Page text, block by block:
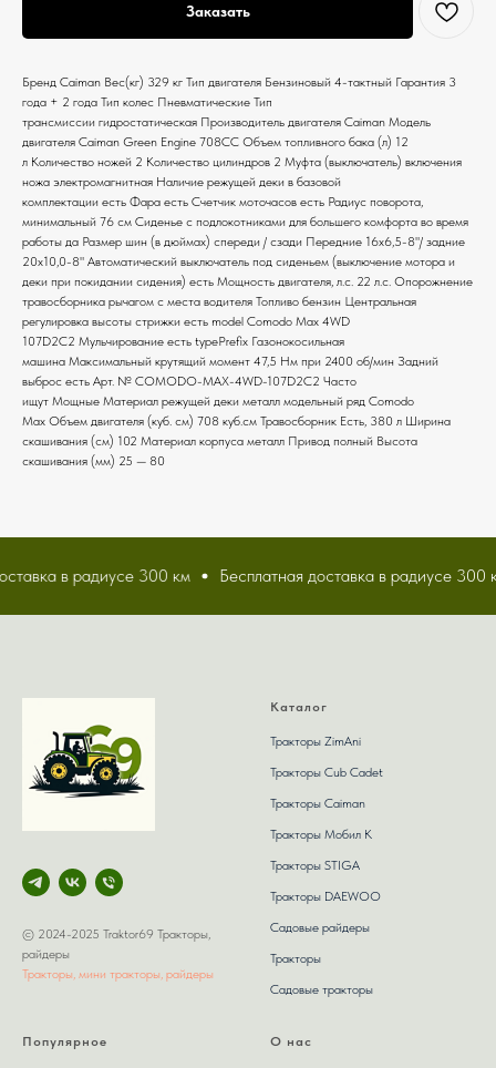
Заказать
Бренд Caiman Вес(кг) 329 кг Тип двигателя Бензиновый 4-тактный Гарантия 3
года + 2 года Тип колес Пневматические Тип
трансмиссии гидростатическая Производитель двигателя Caiman Модель
двигателя Caiman Green Engine 708CC Объем топливного бака (л) 12
л Количество ножей 2 Количество цилиндров 2 Муфта (выключатель) включения
ножа электромагнитная Наличие режущей деки в базовой
комплектации есть Фара есть Счетчик моточасов есть Радиус поворота,
минимальный 76 см Сиденье с подлокотниками для большего комфорта во время
работы да Размер шин (в дюймах) спереди / сзади Передние 16х6,5-8"/ задние
20х10,0-8" Автоматический выключатель под сиденьем (выключение мотора и
деки при покидании сидения) есть Мощность двигателя, л.с. 22 л.с. Опорожнение
травосборника рычагом с места водителя Топливо бензин Центральная
регулировка высоты стрижки есть model Comodo Max 4WD
107D2C2 Мульчирование есть typePrefix Газонокосильная
машина Максимальный крутящий момент 47,5 Нм при 2400 об/мин Задний
выброс есть Арт. № COMODO-MAX-4WD-107D2C2 Часто
ищут Мощные Материал режущей деки металл модельный ряд Comodo
Max Объем двигателя (куб. см) 708 куб.см Травосборник Есть, 380 л Ширина
скашивания (см) 102 Материал корпуса металл Привод полный Высота
скашивания (мм) 25 — 80
в радиусе 300 км Бесплатная доставка в радиусе 300
© 2024-2025 Traktor69 Тракторы,
райдеры
Тракторы, мини тракторы, райдеры
Каталог
Тракторы ZimAni
Тракторы Сub Сadet
Тракторы Caiman
Тракторы Мобил К
Тракторы STIGA
Тракторы DAEWOO
Садовые райдеры
Тракторы
Садовые тракторы
Популярное О нас